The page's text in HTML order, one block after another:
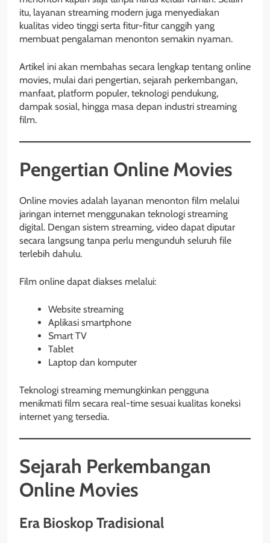
itu, layanan streaming modern juga menyediakan
kualitas video tinggi serta fitur-fitur canggih yang
membuat pengalaman menonton semakin nyaman.
Artikel ini akan membahas secara lengkap tentang online
movies, mulai dari pengertian, sejarah perkembangan,
manfaat, platform populer, teknologi pendukung,
dampak sosial, hingga masa depan industri streaming
film.
Pengertian Online Movies
Online movies adalah layanan menonton film melalui
jaringan internet menggunakan teknologi streaming
digital. Dengan sistem streaming, video dapat diputar
secara langsung tanpa perlu mengunduh seluruh file
terlebih dahulu.
Film online dapat diakses melalui:
Website streaming
Aplikasi smartphone
Smart TV
Tablet
Laptop dan komputer
Teknologi streaming memungkinkan pengguna
menikmati film secara real-time sesuai kualitas koneksi
internet yang tersedia.
Sejarah Perkembangan
Online Movies
Era Bioskop Tradisional